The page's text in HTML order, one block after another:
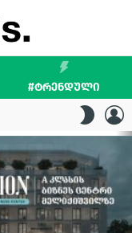
#ᲢᲠᲔᲜᲓᲣᲚᲘ
SKIN